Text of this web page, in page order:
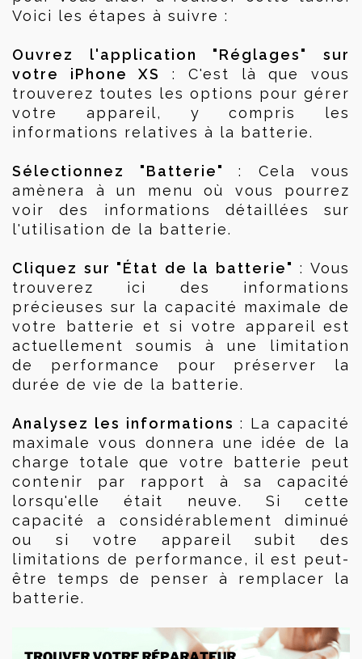
Voici les étapes à suivre :
Ouvrez l'application "Réglages" sur
votre iPhone XS
: C'est là que vous
trouverez toutes les options pour gérer
votre appareil, y compris les
informations relatives à la batterie.
Sélectionnez "Batterie" : Cela vous
amènera à un menu où vous pourrez
voir des informations détaillées sur
l'utilisation de la batterie.
Cliquez sur "État de la batterie" : Vous
trouverez ici des informations
précieuses sur la capacité maximale de
votre batterie et si votre appareil est
actuellement soumis à une limitation
de performance pour préserver la
durée de vie de la batterie.
Analysez les informations : La capacité
maximale vous donnera une idée de la
charge totale que votre batterie peut
contenir par rapport à sa capacité
lorsqu'elle était neuve. Si cette
capacité a considérablement diminué
ou si votre appareil subit des
limitations de performance, il est peut-
être temps de penser à remplacer la
batterie.